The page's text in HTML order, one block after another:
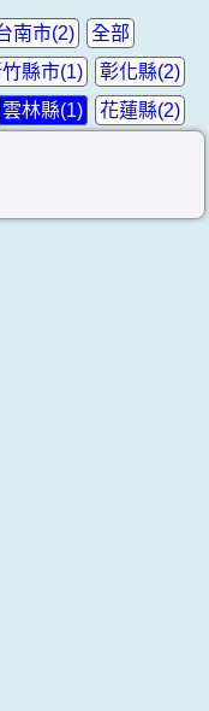
全部
南市(2)
縣市(1)
彰化縣(2)
雲林縣(1) 花蓮縣(2)